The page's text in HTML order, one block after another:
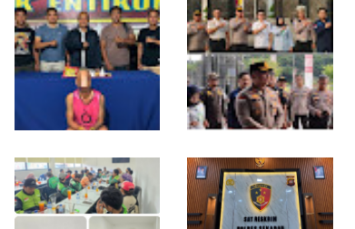
Polsek Entikong
Gagalkan Peredaran
Sabu 151,76 Gram di
Perbatasan
Kunker Perdana ke
Entikong, Kapolres
Sanggau: Keamanan
Perbatasan Tanggung
Jawab Bersama